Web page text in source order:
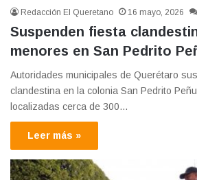
Redacción El Queretano 16 mayo, 2026
Suspenden fiesta
menores en San Pedrito
Autoridades municipales de Querétaro
clandestina en la colonia San Pedrito
localizadas cerca de 300…
Leer más »